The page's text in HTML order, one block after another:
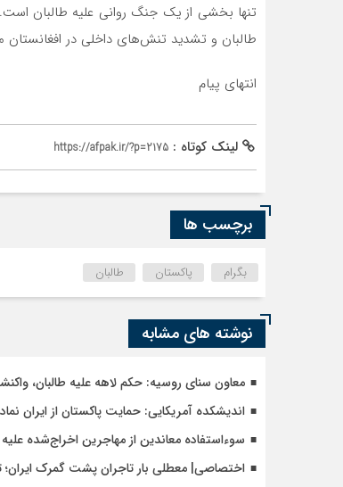
تنها بخشی از یک جنگ روانی علیه طالبان
طالبان و تشدید تنش‌های داخلی در
انتهای پیام
لینک کوتاه : https://afpak.ir/?p=2175
برچسب ها
بگرام پاکستان طالبان
نوشته های مشابه
معاون سنای روسیه: حکم لاهه علیه طالبان،
اندیشکده آمریکایی: حمایت پاکستان از ایران
سوءاستفاده معاندین از مهاجرین اخراج‌شده
اختصاصی| معطلی بار تاجران پشت گمرک ایران؛